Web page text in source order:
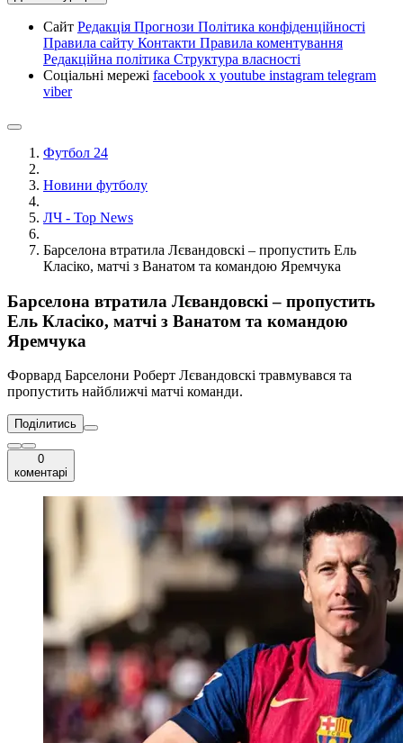
Сайт Редакція Прогнози Політика конфіденційності
Правила сайту Контакти Правила коментування
Редакційна політика Структура власності
Соціальні мережі facebook x youtube instagram telegram
viber
Футбол 24
Новини футболу
ЛЧ - Top News
Барселона втратила Лєвандовскі – пропустить Ель
Класіко, матчі з Ванатом та командою Яремчука
Барселона втратила Лєвандовскі – пропустить
Ель Класіко, матчі з Ванатом та командою
Яремчука
Форвард Барселони Роберт Лєвандовскі травмувався та
пропустить найближчі матчі команди.
Поділитись
0
коментарі